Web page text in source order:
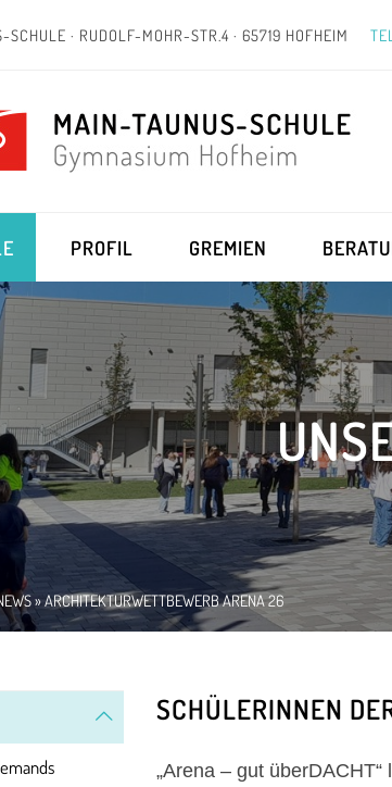
SCHULE · RUDOLF-MOHR-STR.4 · 65719 HOFHEIM
PROFIL GREMIEN
» ARCHITEKTURWETTBEWERB ARENA 26
SCHÜLERINNEN
„Arena – gut